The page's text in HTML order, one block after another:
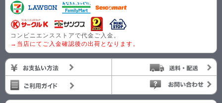
コンビニエンスストアで代金ご入金。
→当店にてご入金確認後の出荷となります。